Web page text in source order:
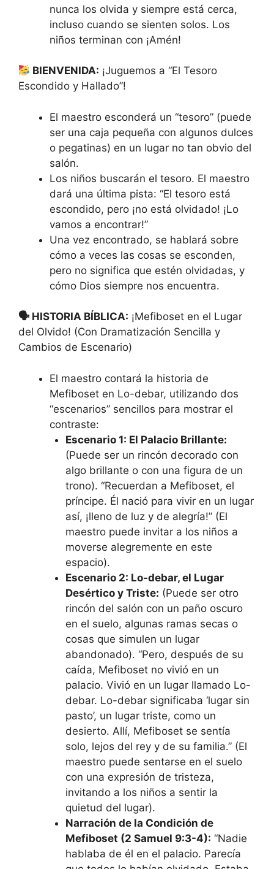
nunca los olvida y siempre está cerca,
incluso cuando se sienten solos. Los
niños terminan con ¡Amén!
BIENVENIDA: ¡Juguemos a “El Tesoro
Escondido y Hallado”!
El maestro esconderá un “tesoro” (puede
ser una caja pequeña con algunos dulces
o pegatinas) en un lugar no tan obvio del
salón.
Los niños buscarán el tesoro. El maestro
dará una última pista: “El tesoro está
escondido, pero ¡no está olvidado! ¡Lo
vamos a encontrar!”
Una vez encontrado, se hablará sobre
cómo a veces las cosas se esconden,
pero no significa que estén olvidadas, y
cómo Dios siempre nos encuentra.
🗣 HISTORIA BÍBLICA: ¡Mefiboset en el Lugar
del Olvido! (Con Dramatización Sencilla y
Cambios de Escenario)
El maestro contará la historia de
Mefiboset en Lo-debar, utilizando dos
“escenarios” sencillos para mostrar el
contraste:
Escenario 1: El Palacio Brillante:
(Puede ser un rincón decorado con
algo brillante o con una figura de un
trono). “Recuerdan a Mefiboset, el
príncipe. Él nació para vivir en un lugar
así, ¡lleno de luz y de alegría!” (El
maestro puede invitar a los niños a
moverse alegremente en este
espacio).
Escenario 2: Lo-debar, el Lugar
Desértico y Triste: (Puede ser otro
rincón del salón con un paño oscuro
en el suelo, algunas ramas secas o
cosas que simulen un lugar
abandonado). “Pero, después de su
caída, Mefiboset no vivió en un
palacio. Vivió en un lugar llamado Lo-
debar. Lo-debar significaba ‘lugar sin
pasto’, un lugar triste, como un
desierto. Allí, Mefiboset se sentía
solo, lejos del rey y de su familia.” (El
maestro puede sentarse en el suelo
con una expresión de tristeza,
invitando a los niños a sentir la
quietud del lugar).
Narración de la Condición de
Mefiboset (2 Samuel 9:3-4): “Nadie
hablaba de él en el palacio. Parecía